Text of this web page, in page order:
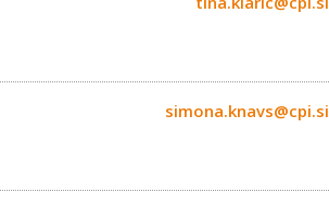
simona.knavs@cpi.si